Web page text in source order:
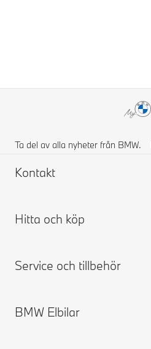
Ta del av alla nyheter från BMW.
Kontakt
Kontakta BMW
Prisförslag
Boka provkörning
Hitta och köp
Bygg din BMW
Begagnade bilar
Service och tillbehör
Boka service
BMW Elbilar